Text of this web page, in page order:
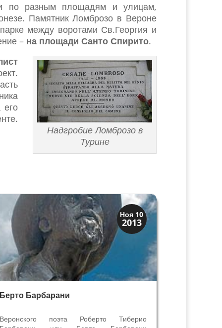
по разным площадям и улицам,
Памятник Ломброзо в Вероне
между воротами Св.Георгия и
– на площади Санто Спирито.
Надгробие Ломброзо в
Турине
Ноя 10
2013
Верона
Веронцы
Берто Барбарани
Веронского поэта Роберто Тиберио